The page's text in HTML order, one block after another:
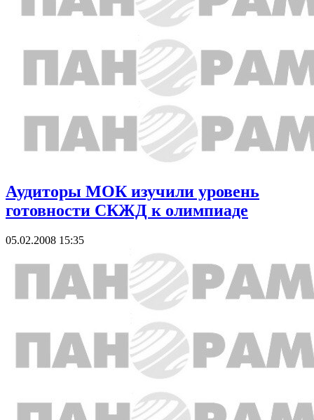
Аудиторы МОК изучили уровень
готовности СКЖД к олимпиаде
05.02.2008 15:35